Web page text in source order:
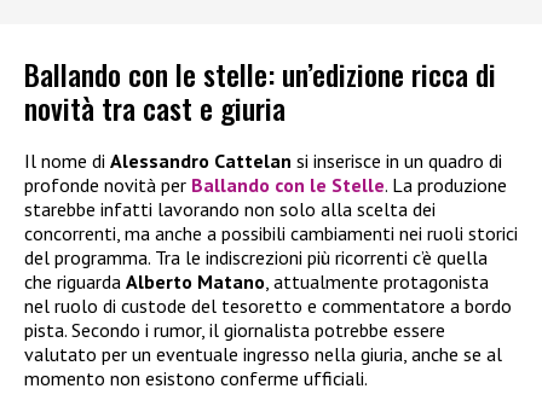
Ballando con le stelle: un’edizione ricca di
novità tra cast e giuria
Il nome di Alessandro Cattelan si inserisce in un quadro di
profonde novità per Ballando con le Stelle. La produzione
starebbe infatti lavorando non solo alla scelta dei
concorrenti, ma anche a possibili cambiamenti nei ruoli storici
del programma. Tra le indiscrezioni più ricorrenti c’è quella
che riguarda Alberto Matano , attualmente protagonista
nel ruolo di custode del tesoretto e commentatore a bordo
pista. Secondo i rumor, il giornalista potrebbe essere
valutato per un eventuale ingresso nella giuria, anche se al
momento non esistono conferme ufficiali.